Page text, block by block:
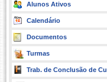
Alunos Ativos
Calendário
Documentos
Turmas
Trab. de Conclusão de